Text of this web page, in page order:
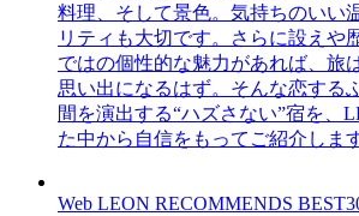
料理、そして景色。気持ちのいい
リティも大切です。さらに設えや
ではの個性的な魅力があれば、旅
思い出になるはず。そんな恋する
間を演出する“ハズさない”宿を、
た中から自信をもってご紹介します
Web LEON RECOMMENDS